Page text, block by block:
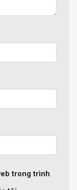
trong trình